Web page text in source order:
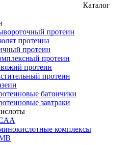
Каталог
протеин
протеина
протеин
протеин
протеин
протеин
батончики
завтраки
комплексы